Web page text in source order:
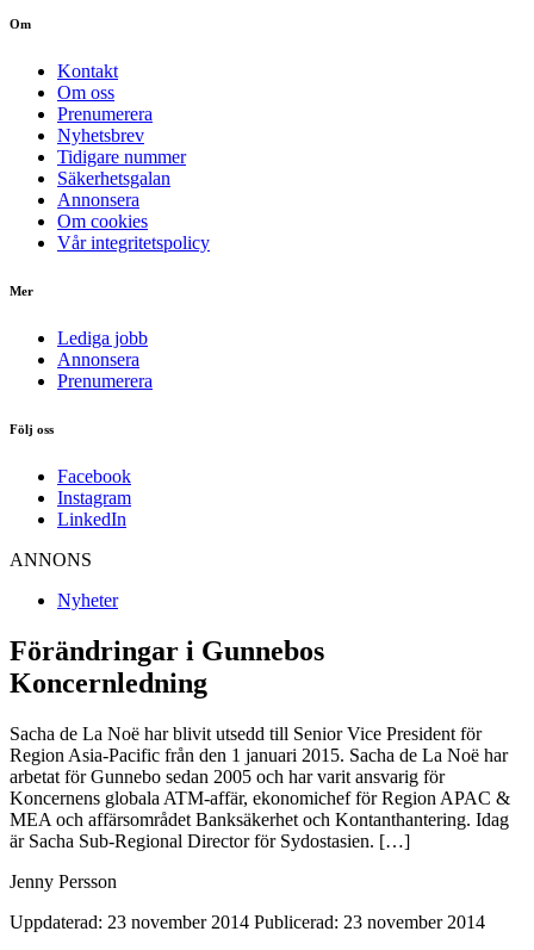
Om
Kontakt
Om oss
Prenumerera
Nyhetsbrev
Tidigare nummer
Säkerhetsgalan
Annonsera
Om cookies
Vår integritetspolicy
Mer
Lediga jobb
Annonsera
Prenumerera
Följ oss
Facebook
Instagram
LinkedIn
ANNONS
Nyheter
Förändringar i Gunnebos
Koncernledning
Sacha de La Noë har blivit utsedd till Senior Vice President för
Region Asia-Pacific från den 1 januari 2015. Sacha de La Noë har
arbetat för Gunnebo sedan 2005 och har varit ansvarig för
Koncernens globala ATM-affär, ekonomichef för Region APAC &
MEA och affärsområdet Banksäkerhet och Kontanthantering. Idag
är Sacha Sub-Regional Director för Sydostasien. […]
Jenny Persson
Uppdaterad: 23 november 2014 Publicerad: 23 november 2014